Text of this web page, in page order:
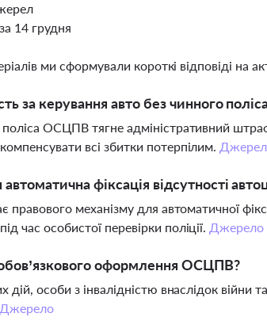
14 грудня
ми сформували короткі відповіді на
за керування авто без чинного
ОСЦПВ тягне адміністративний
всі збитки потерпілим.
фіксація відсутності
правового механізму для автоматичної
час особистої перевірки поліції. Джерело
оформлення ОСЦПВ?
особи з інвалідністю внаслідок війни
Джерело